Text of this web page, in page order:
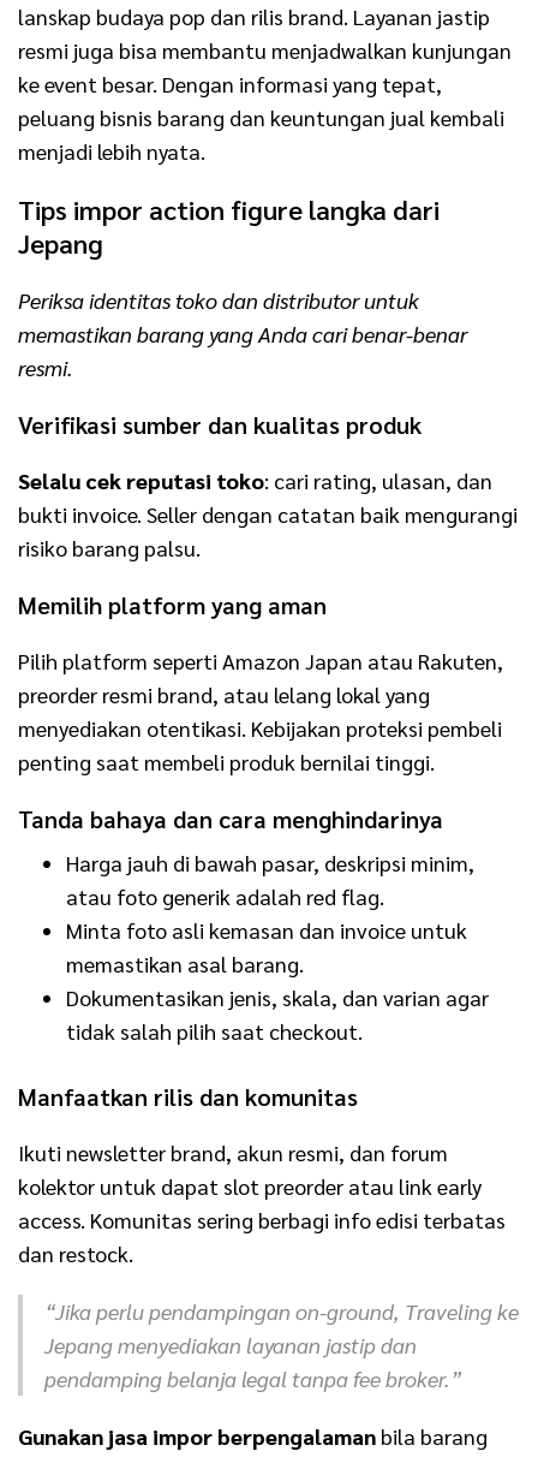
lanskap budaya pop dan rilis brand. Layanan jastip
resmi juga bisa membantu menjadwalkan kunjungan
ke event besar. Dengan informasi yang tepat,
peluang bisnis barang dan keuntungan jual kembali
menjadi lebih nyata.
Tips impor action figure langka dari
Jepang
Periksa identitas toko dan distributor untuk
memastikan barang yang Anda cari benar-benar
resmi.
Verifikasi sumber dan kualitas produk
Selalu cek reputasi toko: cari rating, ulasan, dan
bukti invoice. Seller dengan catatan baik mengurangi
risiko barang palsu.
Memilih platform yang aman
Pilih platform seperti Amazon Japan atau Rakuten,
preorder resmi brand, atau lelang lokal yang
menyediakan otentikasi. Kebijakan proteksi pembeli
penting saat membeli produk bernilai tinggi.
Tanda bahaya dan cara menghindarinya
Harga jauh di bawah pasar, deskripsi minim,
atau foto generik adalah red flag.
Minta foto asli kemasan dan invoice untuk
memastikan asal barang.
Dokumentasikan jenis, skala, dan varian agar
tidak salah pilih saat checkout.
Manfaatkan rilis dan komunitas
Ikuti newsletter brand, akun resmi, dan forum
kolektor untuk dapat slot preorder atau link early
access. Komunitas sering berbagi info edisi terbatas
dan restock.
“Jika perlu pendampingan on-ground, Traveling ke
Jepang menyediakan layanan jastip dan
pendamping belanja legal tanpa fee broker.”
Gunakan jasa impor berpengalaman bila barang